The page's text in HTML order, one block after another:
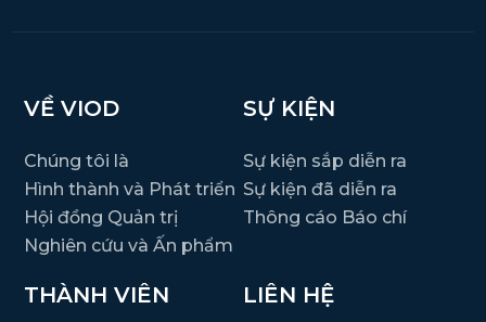
VỀ VIOD
Chúng tôi là
Hình thành và Phát triển
Hội đồng Quản trị
Nghiên cứu và Ấn phẩm
SỰ KIỆN
Sự kiện sắp diễn ra
Sự kiện đã diễn ra
Thông cáo Báo chí
THÀNH VIÊN LIÊN HỆ